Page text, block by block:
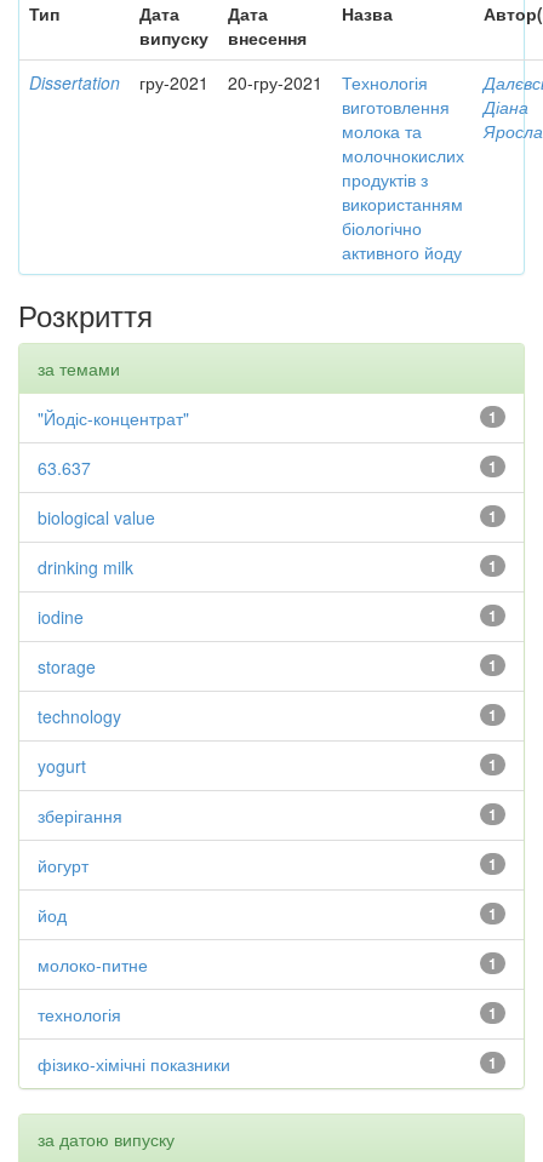
Тип
Дата
випуску
Дата
внесення
Назва
Dissertation гру-2021 20-гру-2021
Технологія
виготовлення
молока та
молочнокислих
продуктів з
використанням
біологічно
активного йоду
Діана
Розкриття
за темами
1
"Йодіс-концентрат"
1
63.637
1
biological value
1
drinking milk
1
iodine
1
storage
1
technology
1
yogurt
1
зберігання
1
йогурт
1
йод
1
молоко-питне
1
технологія
1
фізико-хімічні показники
за датою випуску